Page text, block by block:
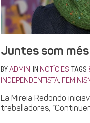
Juntes som
BY ADMIN IN NOTÍCIES TAGS
INDEPENDENTISTA,
La Mireia Redondo
treballadores,